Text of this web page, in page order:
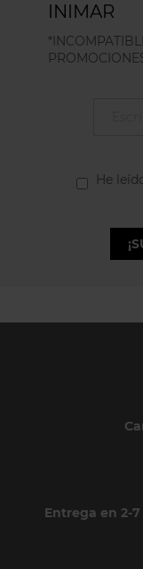
INIMAR
He
Entrega en 2-